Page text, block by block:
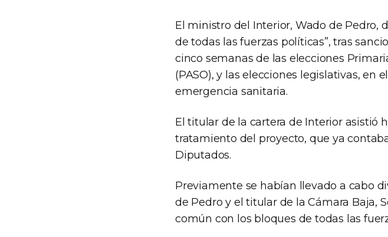
El ministro del Interior, Wado de Pedro,
de todas las fuerzas políticas”, tras
cinco semanas de las elecciones
(PASO), y las elecciones legislativas,
emergencia sanitaria.
El titular de la cartera de Interior asistió
tratamiento del proyecto, que ya
Diputados.
Previamente se habían llevado a cabo
de Pedro y el titular de la Cámara Baja,
común con los bloques de todas las